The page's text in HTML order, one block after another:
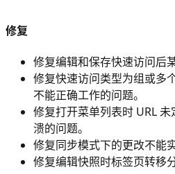
修复
修复编辑和保存快速访问后
修复快速访问类型为组或多
不能正确工作的问题。
修复打开菜单列表时 URL
溃的问题。
修复同步模式下的更改不能
修复编辑快照时标签页转移